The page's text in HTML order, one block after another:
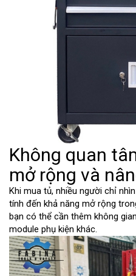
Không quan
mở rộng và
Khi mua tủ, nhiều người chỉ
tính đến khả năng mở rộng
bạn có thể cần thêm không
module phụ kiện khác.